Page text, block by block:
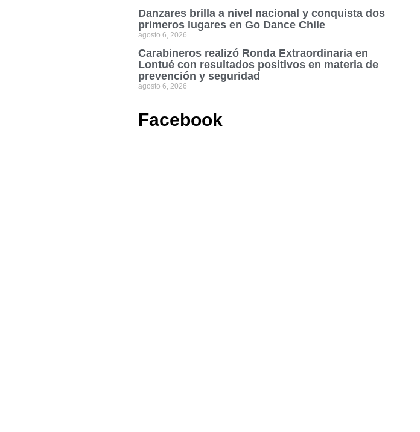
Danzares brilla a nivel nacional y conquista dos
primeros lugares en Go Dance Chile
agosto 6, 2026
Carabineros realizó Ronda Extraordinaria en
Lontué con resultados positivos en materia de
prevención y seguridad
agosto 6, 2026
Facebook